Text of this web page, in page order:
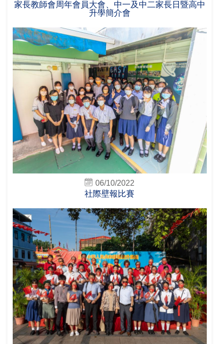
家長教師會周年會員大會、中一及中二家長日暨高中
升學簡介會
06/10/2022
社際壁報比賽